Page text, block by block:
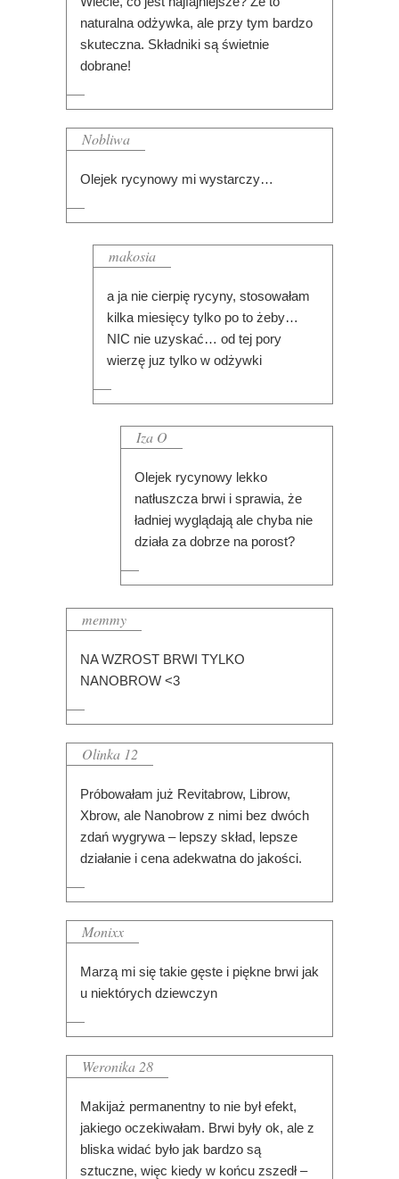
naturalna odżywka, ale przy tym bardzo
skuteczna. Składniki są świetnie
dobrane!
Nobliwa
Olejek rycynowy mi wystarczy…
makosia
a ja nie cierpię rycyny, stosowałam
kilka miesięcy tylko po to żeby…
NIC nie uzyskać… od tej pory
wierzę juz tylko w odżywki
Iza O
Olejek rycynowy lekko
natłuszcza brwi i sprawia, że
ładniej wyglądają ale chyba nie
działa za dobrze na porost?
memmy
NA WZROST BRWI TYLKO
NANOBROW <3
Olinka 12
Próbowałam już Revitabrow, Librow,
Xbrow, ale Nanobrow z nimi bez dwóch
zdań wygrywa – lepszy skład, lepsze
działanie i cena adekwatna do jakości.
Monixx
Marzą mi się takie gęste i piękne brwi jak
u niektórych dziewczyn
Weronika 28
Makijaż permanentny to nie był efekt,
jakiego oczekiwałam. Brwi były ok, ale z
bliska widać było jak bardzo są
sztuczne, więc kiedy w końcu zszedł –